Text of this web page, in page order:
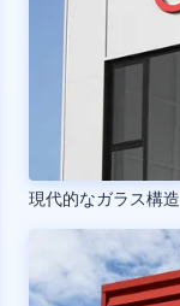
現代的なガラス構造